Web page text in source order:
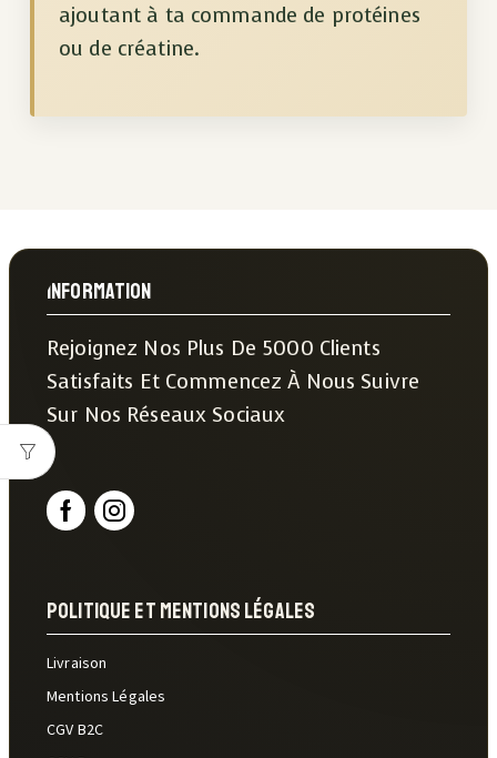
ajoutant à ta commande de protéines
ou de créatine.
Information
Rejoignez Nos Plus De 5000 Clients
Satisfaits Et Commencez À Nous Suivre
Sur Nos Réseaux Sociaux
Politique Et Mentions Légales
Livraison
Mentions Légales
CGV B2C